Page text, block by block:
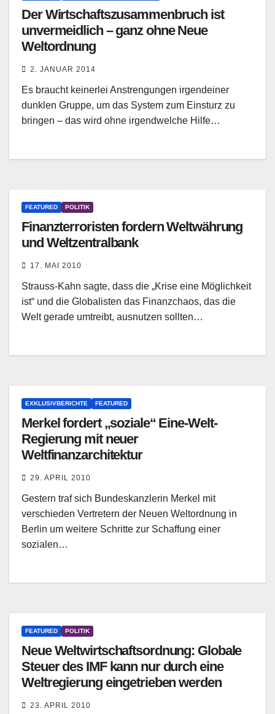
Der Wirtschaftszusammenbruch ist
unvermeidlich – ganz ohne Neue
Weltordnung
2. JANUAR 2014
Es braucht keinerlei Anstrengungen irgendeiner
dunklen Gruppe, um das System zum Einsturz zu
bringen – das wird ohne irgendwelche Hilfe…
FEATURED POLITIK
Finanzterroristen fordern Weltwährung
und Weltzentralbank
17. MAI 2010
Strauss-Kahn sagte, dass die „Krise eine Möglichkeit
ist“ und die Globalisten das Finanzchaos, das die
Welt gerade umtreibt, ausnutzen sollten…
EXKLUSIVBERICHTE FEATURED
Merkel fordert „soziale“ Eine-Welt-
Regierung mit neuer
Weltfinanzarchitektur
29. APRIL 2010
Gestern traf sich Bundeskanzlerin Merkel mit
verschieden Vertretern der Neuen Weltordnung in
Berlin um weitere Schritte zur Schaffung einer
sozialen…
FEATURED POLITIK
Neue Weltwirtschaftsordnung: Globale
Steuer des IMF kann nur durch eine
Weltregierung eingetrieben werden
23. APRIL 2010